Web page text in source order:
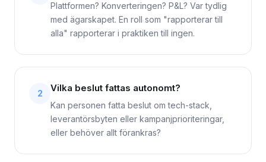
Plattformen? Konverteringen? P&L? Var tydlig
med ägarskapet. En roll som "rapporterar till
alla" rapporterar i praktiken till ingen.
2 Vilka beslut fattas autonomt?
Kan personen fatta beslut om tech-stack,
leverantörsbyten eller kampanjprioriteringar,
eller behöver allt förankras?